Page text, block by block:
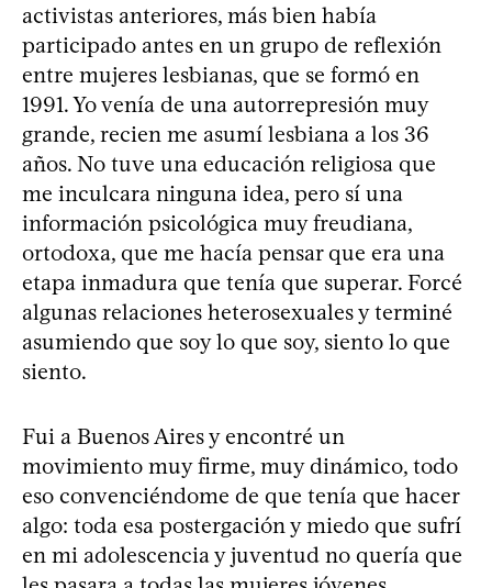
activistas anteriores, más bien había
participado antes en un grupo de reflexión
entre mujeres lesbianas, que se formó en
1991. Yo venía de una autorrepresión muy
grande, recien me asumí lesbiana a los 36
años. No tuve una educación religiosa que
me inculcara ninguna idea, pero sí una
información psicológica muy freudiana,
ortodoxa, que me hacía pensar que era una
etapa inmadura que tenía que superar. Forcé
algunas relaciones heterosexuales y terminé
asumiendo que soy lo que soy, siento lo que
siento.
Fui a Buenos Aires y encontré un
movimiento muy firme, muy dinámico, todo
eso convenciéndome de que tenía que hacer
algo: toda esa postergación y miedo que sufrí
en mi adolescencia y juventud no quería que